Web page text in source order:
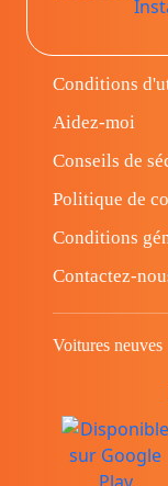
Conditions
Aidez-moi
Conseils de
Politique de
Conditions
Contactez-
Voitures neuves